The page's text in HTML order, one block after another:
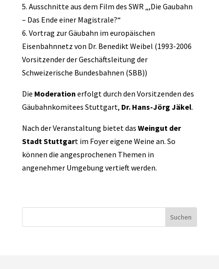
5. Ausschnitte aus dem Film des SWR „,Die Gaubahn
– Das Ende einer Magistrale?“
6. Vortrag zur Gäubahn im europäischen
Eisenbahnnetz von Dr. Benedikt Weibel (1993-2006
Vorsitzender der Geschäftsleitung der
Schweizerische Bundesbahnen (SBB))
Die Moderation erfolgt durch den Vorsitzenden des
Gäubahnkomitees Stuttgart, Dr. Hans-Jörg Jäkel.
Nach der Veranstaltung bietet das Weingut der
Stadt Stuttgart im Foyer eigene Weine an. So
können die angesprochenen Themen in
angenehmer Umgebung vertieft werden.
Suchen